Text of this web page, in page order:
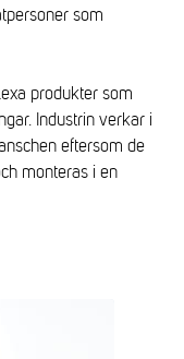
som
produkter som
Industrin verkar i
eftersom de
monteras i en